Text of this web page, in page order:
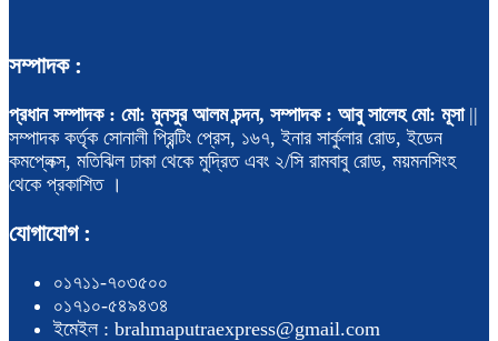
সম্পাদক :
প্রধান সম্পাদক : মো: মুনসুর আলম চন্দন, সম্পাদক : আবু সালেহ মো: মূসা||
সম্পাদক কর্তৃক সোনালী প্রিন্টিং প্রেস, ১৬৭, ইনার সার্কুলার রোড, ইডেন
কমপ্লেক্স, মতিঝিল ঢাকা থেকে মুদ্রিত এবং ২/সি রামবাবু রোড, ময়মনসিংহ
থেকে প্রকাশিত ।
যোগাযোগ :
০১৭১১-৭০৩৫০০
০১৭১০-৫৪৯৪৩৪
ইমেইল : brahmaputraexpress@gmail.com